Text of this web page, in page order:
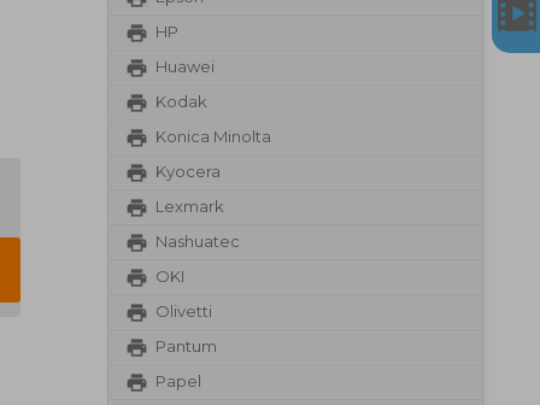
HP
Huawei
Kodak
Konica Minolta
Kyocera
Lexmark
Nashuatec
OKI
Olivetti
Pantum
Papel